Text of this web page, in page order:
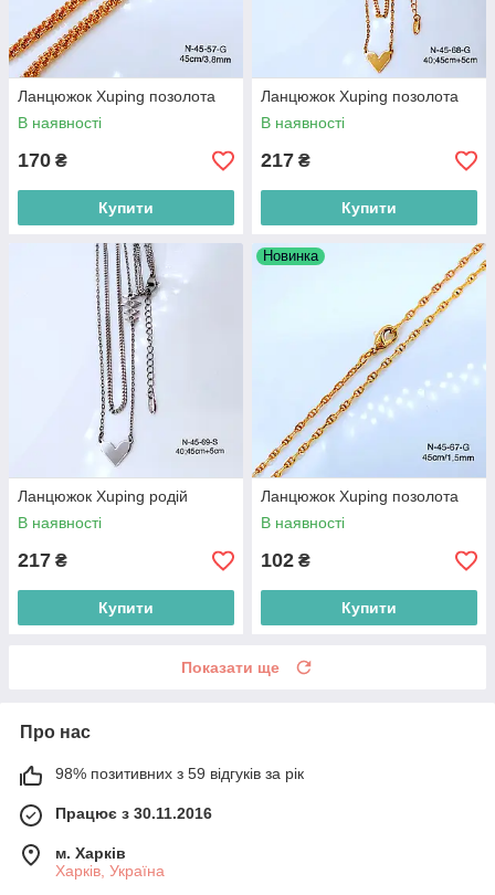
Ланцюжок Xuping позолота
В наявності
170 ₴
Купити
Ланцюжок Xuping позолота
В наявності
217 ₴
Купити
Ланцюжок Xuping родій
В наявності
217 ₴
Купити
Новинка
Ланцюжок Xuping позолота
В наявності
102 ₴
Купити
Показати ще
Про нас
98% позитивних з 59 відгуків за рік
Працює з 30.11.2016
м. Харків
Харків, Україна